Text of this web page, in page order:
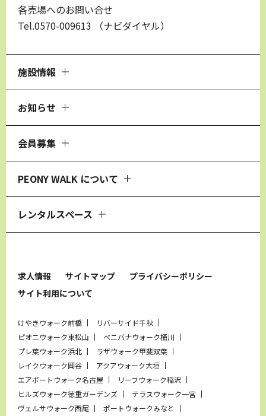
各売場へのお問い合せ
Tel.0570-009613 （ナビダイヤル）
施設情報
お知らせ
会員募集
PEONY WALK について
レンタルスペース
求人情報 サイトマップ
プライバシーポリシー
サイト利用について
けやきウォーク前橋
リバーサイド千秋
ピオニウォーク東松山
ベニバナウォーク桶川
プレ葉ウォーク浜北
ラザウォーク甲斐双葉
レイクウォーク岡谷
アクアウォーク大垣
エアポートウォーク名古屋
リーフウォーク稲沢
ヒルズウォーク徳重ガーデンズ
テラスウォーク一宮
ヴェルサウォーク西尾
ポートウォークみなと